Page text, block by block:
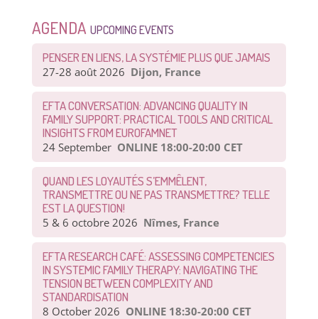
AGENDA UPCOMING EVENTS
PENSER EN LIENS, LA SYSTÉMIE PLUS QUE JAMAIS
27-28 août 2026 Dijon, France
EFTA CONVERSATION: ADVANCING QUALITY IN
FAMILY SUPPORT: PRACTICAL TOOLS AND CRITICAL
INSIGHTS FROM EUROFAMNET
24 September ONLINE 18:00-20:00 CET
QUAND LES LOYAUTÉS S’EMMÊLENT,
TRANSMETTRE OU NE PAS TRANSMETTRE? TELLE
EST LA QUESTION!
5 & 6 octobre 2026 Nîmes, France
EFTA RESEARCH CAFÉ: ASSESSING COMPETENCIES
IN SYSTEMIC FAMILY THERAPY: NAVIGATING THE
TENSION BETWEEN COMPLEXITY AND
STANDARDISATION
8 October 2026 ONLINE 18:30-20:00 CET